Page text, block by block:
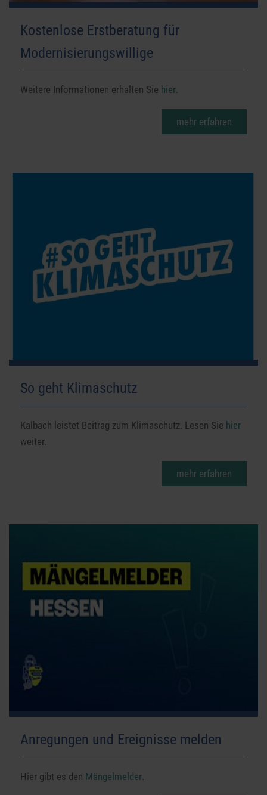
Kostenlose Erstberatung für
Modernisierungswillige
Weitere Informationen erhalten Sie hier.
mehr erfahren
So geht Klimaschutz
Kalbach leistet Beitrag zum Klimaschutz. Lesen Sie hier
weiter.
mehr erfahren
Anregungen und Ereignisse melden
Hier gibt es den Mängelmelder.